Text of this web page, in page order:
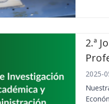
2.ª
2025-